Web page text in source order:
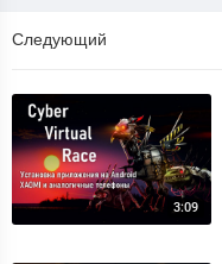
Следующий
3:09